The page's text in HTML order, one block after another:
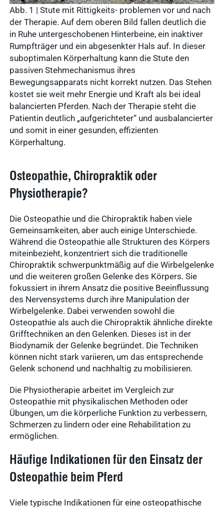
Abb. 1 | Stute mit Rittigkeits- problemen vor und nach
der Therapie. Auf dem oberen Bild fallen deutlich die
in Ruhe untergeschobenen Hinterbeine, ein inaktiver
Rumpfträger und ein abgesenkter Hals auf. In dieser
suboptimalen Körperhaltung kann die Stute den
passiven Stehmechanismus ihres
Bewegungsapparats nicht korrekt nutzen. Das Stehen
kostet sie weit mehr Energie und Kraft als bei ideal
balancierten Pferden. Nach der Therapie steht die
Patientin deutlich „aufgerichteter“ und ausbalancierter
und somit in einer gesunden, effizienten
Körperhaltung.
Osteopathie, Chiropraktik oder
Physiotherapie?
Die Osteopathie und die Chiropraktik haben viele
Gemeinsamkeiten, aber auch einige Unterschiede.
Während die Osteopathie alle Strukturen des Körpers
miteinbezieht, konzentriert sich die traditionelle
Chiropraktik schwerpunktmäßig auf die Wirbelgelenke
und die weiteren großen Gelenke des Körpers. Sie
fokussiert in ihrem Ansatz die positive Beeinflussung
des Nervensystems durch ihre Manipulation der
Wirbelgelenke. Dabei verwenden sowohl die
Osteopathie als auch die Chiropraktik ähnliche direkte
Grifftechniken an den Gelenken. Dieses ist in der
Biodynamik der Gelenke begründet. Die Techniken
können nicht stark variieren, um das entsprechende
Gelenk schonend und nachhaltig zu mobilisieren.
Die Physiotherapie arbeitet im Vergleich zur
Osteopathie mit physikalischen Methoden oder
Übungen, um die körperliche Funktion zu verbessern,
Schmerzen zu lindern oder eine Rehabilitation zu
ermöglichen.
Häufige Indikationen für den Einsatz der
Osteopathie beim Pferd
Viele typische Indikationen für eine osteopathische